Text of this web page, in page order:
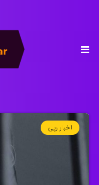
اخبار رپی